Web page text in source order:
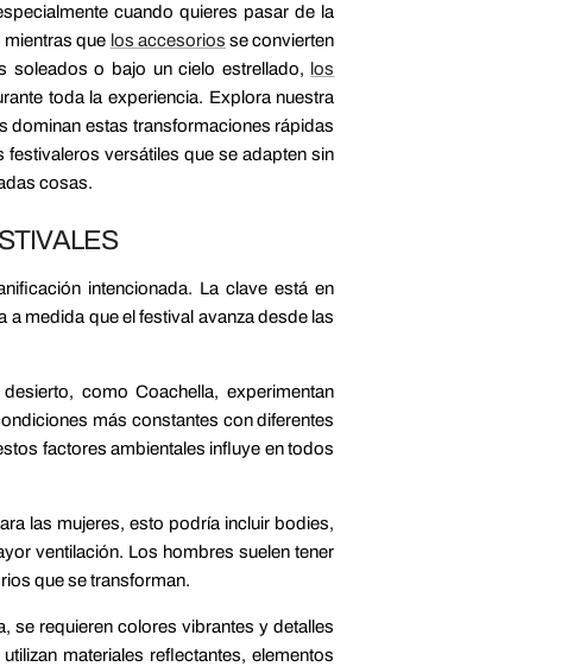
cuando quieres pasar de la
mientras que los accesorios se convierten
soleados o bajo un cielo estrellado, los
toda la experiencia. Explora nuestra
dominan estas transformaciones rápidas
versátiles que se adapten sin
cosas.
intencionada. La clave está en
medida que el festival avanza desde las
como Coachella, experimentan
más constantes con diferentes
factores ambientales influye en todos
las mujeres, esto podría incluir bodies,
ventilación. Los hombres suelen tener
que se transforman.
se requieren colores vibrantes y detalles
materiales reflectantes, elementos